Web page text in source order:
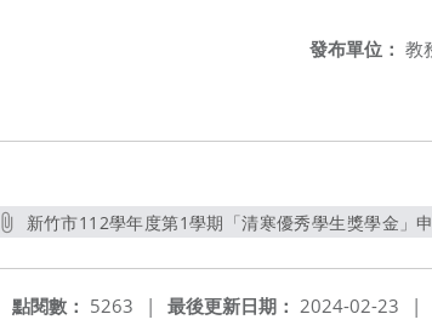
發布單位： 教
新竹市112學年度第1學期「清寒優秀學生獎學金」
最後更新日期： 2024-02-23 |
點閱數： 5263 |